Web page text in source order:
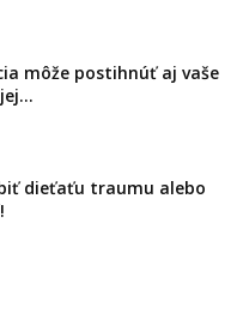
môže postihnúť aj vaše
dieťaťu traumu alebo